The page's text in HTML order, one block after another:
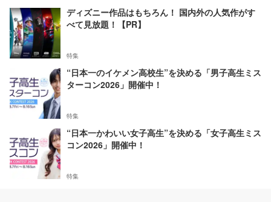
ディズニー作品はもちろん！ 国内外の人気作がす
べて見放題！【PR】
特集
“日本一のイケメン高校生”を決める「男子高生ミス
ターコン2026」開催中！
特集
“日本一かわいい女子高生”を決める「女子高生ミス
コン2026」開催中！
特集